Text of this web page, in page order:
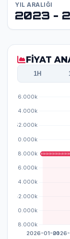
YIL ARALIĞI
2023 -
FİYAT
1H